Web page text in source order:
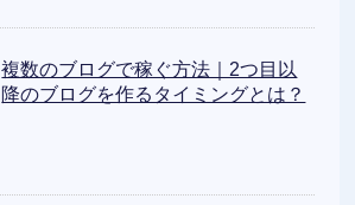
複数のブログで稼ぐ方法｜2つ目以
降のブログを作るタイミングとは？